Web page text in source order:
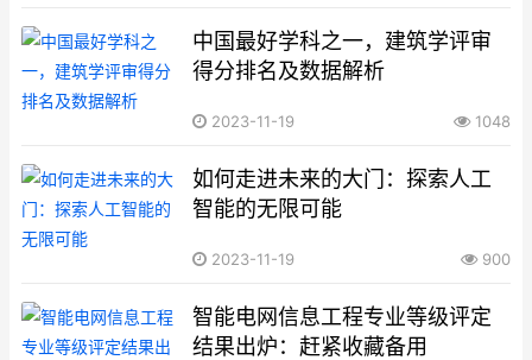
中国最好学科之一，建筑学评审
得分排名及数据解析
2023-11-19 1048
如何走进未来的大门：探索人工
智能的无限可能
2023-11-19 900
智能电网信息工程专业等级评定
结果出炉：赶紧收藏备用